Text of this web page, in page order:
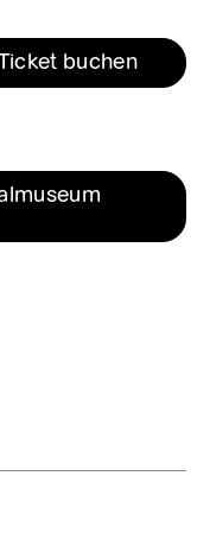
buchen